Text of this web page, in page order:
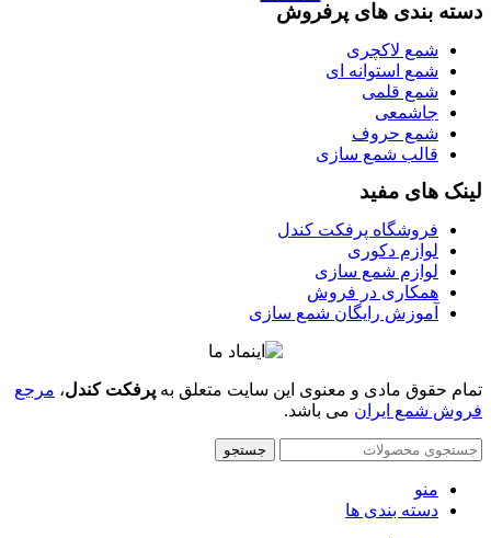
دسته بندی های پرفروش
شمع لاکچری
شمع استوانه ای
شمع قلمی
جاشمعی
شمع حروف
قالب شمع سازی
لینک های مفید
فروشگاه پرفکت کندل
لوازم دکوری
لوازم شمع سازی
همکاری در فروش
آموزش رایگان شمع سازی
تمام حقوق مادی و معنوی این سایت متعلق به پرفکت کندل، مرجع
فروش شمع ایران می باشد.
جستجو
منو
دسته بندی ها